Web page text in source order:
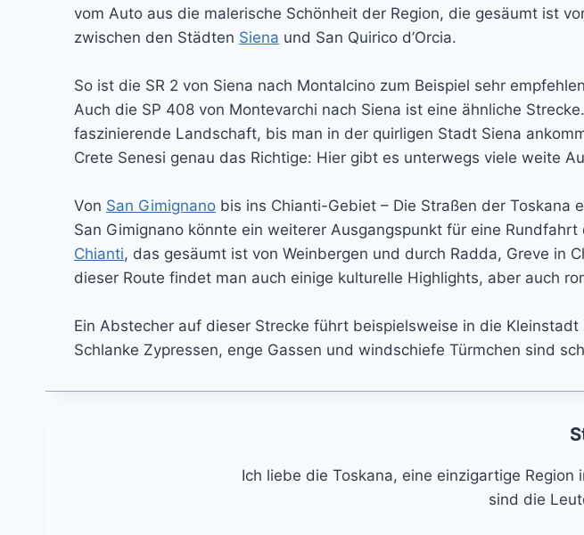
vom Auto aus die malerische Schönheit der Region, die gesäumt ist
zwischen den Städten Siena und San Quirico d’Orcia.
So ist die SR 2 von Siena nach Montalcino zum Beispiel sehr
Auch die SP 408 von Montevarchi nach Siena ist eine ähnliche
faszinierende Landschaft, bis man in der quirligen Stadt Siena
Crete Senesi genau das Richtige: Hier gibt es unterwegs viele weite
Von San Gimignano bis ins Chianti-Gebiet – Die Straßen der Toskana
San Gimignano könnte ein weiterer Ausgangspunkt für eine
Chianti, das gesäumt ist von Weinbergen und durch Radda, Greve in
dieser Route findet man auch einige kulturelle Highlights, aber auch
Ein Abstecher auf dieser Strecke führt beispielsweise in die
Schlanke Zypressen, enge Gassen und windschiefe Türmchen sind
Ich liebe die Toskana, eine einzigartige
sind die